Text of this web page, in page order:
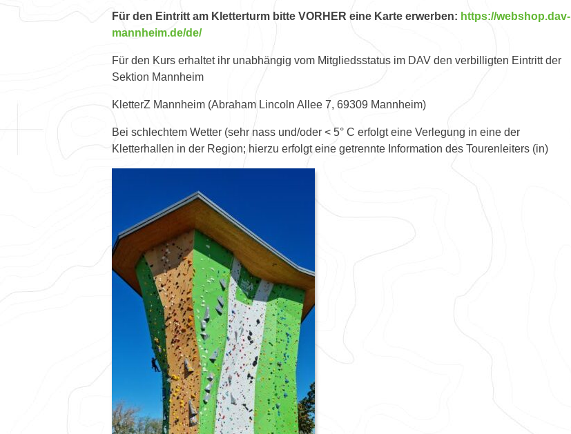
Für den Eintritt am Kletterturm bitte VORHER eine Karte erwerben: https://webshop.dav-
mannheim.de/de/
Für den Kurs erhaltet ihr unabhängig vom Mitgliedsstatus im DAV den verbilligten Eintritt der
Sektion Mannheim
KletterZ Mannheim (Abraham Lincoln Allee 7, 69309 Mannheim)
Bei schlechtem Wetter (sehr nass und/oder < 5° C erfolgt eine Verlegung in eine der
Kletterhallen in der Region; hierzu erfolgt eine getrennte Information des Tourenleiters (in)